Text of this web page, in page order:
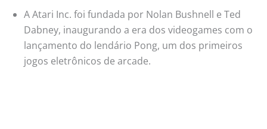
A Atari Inc. foi fundada por Nolan Bushnell e Ted
Dabney, inaugurando a era dos videogames com o
lançamento do lendário Pong, um dos primeiros
jogos eletrônicos de arcade.